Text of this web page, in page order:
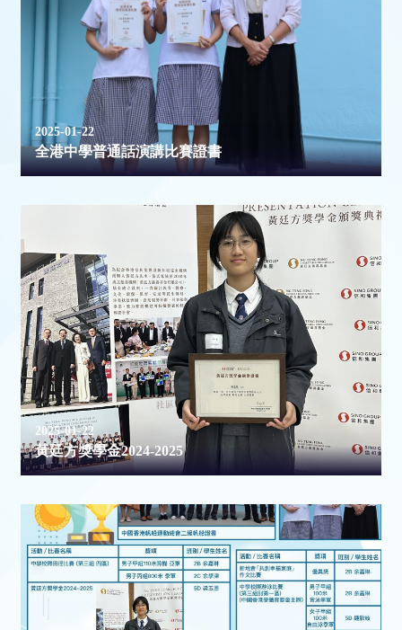
2025-01-22
全港中學普通話演講比賽證書
2025-01-22
黃廷方獎學金2024-2025